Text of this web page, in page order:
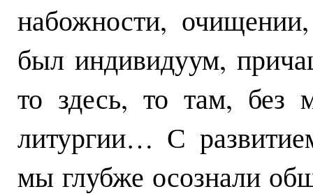
набожности, очищении,
был индивидуум,
то здесь, то там, без
литургии… С
мы глубже осознали